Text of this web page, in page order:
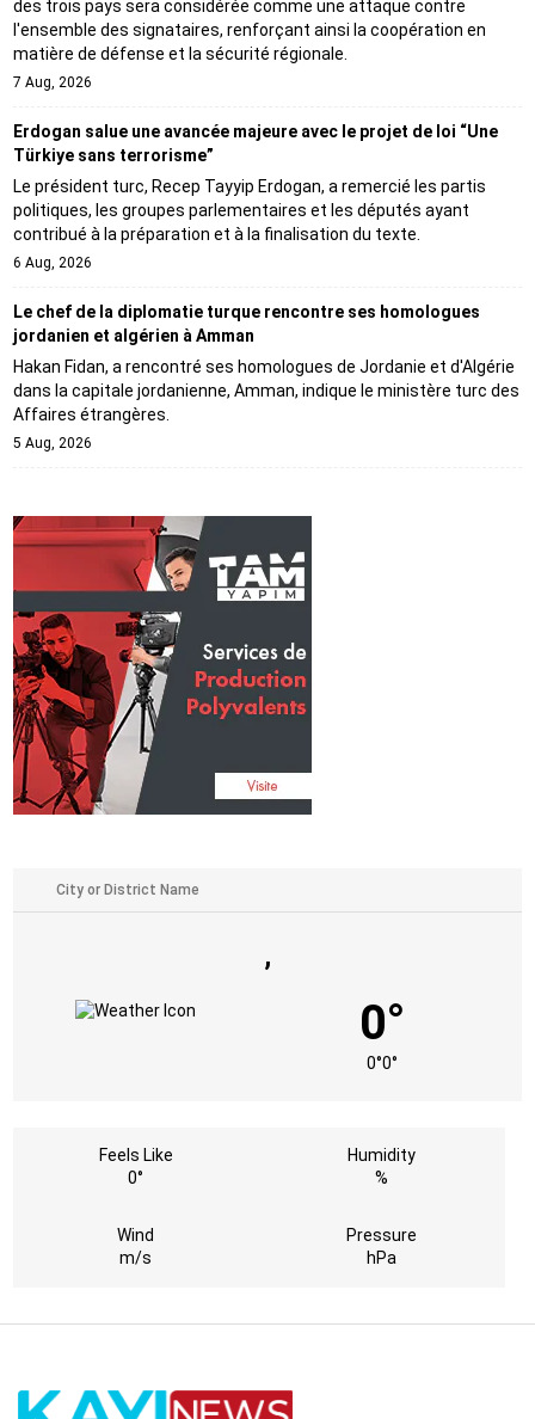
des trois pays sera considérée comme une attaque contre
l'ensemble des signataires, renforçant ainsi la coopération en
matière de défense et la sécurité régionale.
7 Aug, 2026
Erdogan salue une avancée majeure avec le projet de loi “Une
Türkiye sans terrorisme”
Le président turc, Recep Tayyip Erdogan, a remercié les partis
politiques, les groupes parlementaires et les députés ayant
contribué à la préparation et à la finalisation du texte.
6 Aug, 2026
Le chef de la diplomatie turque rencontre ses homologues
jordanien et algérien à Amman
Hakan Fidan, a rencontré ses homologues de Jordanie et d'Algérie
dans la capitale jordanienne, Amman, indique le ministère turc des
Affaires étrangères.
5 Aug, 2026
,
0°
0°0°
Feels Like
0°
Humidity
%
Wind
m/s
Pressure
hPa